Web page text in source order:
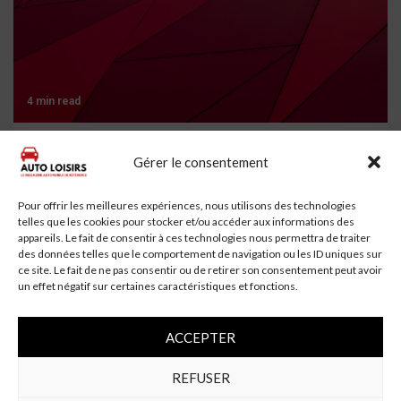
Gérer le consentement
Pour offrir les meilleures expériences, nous utilisons des technologies
telles que les cookies pour stocker et/ou accéder aux informations des
appareils. Le fait de consentir à ces technologies nous permettra de traiter
des données telles que le comportement de navigation ou les ID uniques sur
ce site. Le fait de ne pas consentir ou de retirer son consentement peut avoir
un effet négatif sur certaines caractéristiques et fonctions.
ACCEPTER
REFUSER
4 min read
Un automobiliste de 69 ans se tue en voiture à
Saint-Aubin-Montenoy